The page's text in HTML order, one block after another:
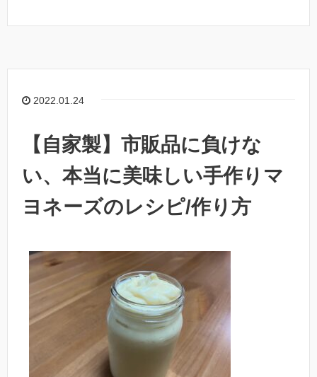
2022.01.24
【自家製】市販品に負けな
い、本当に美味しい手作りマ
ヨネーズのレシピ/作り方